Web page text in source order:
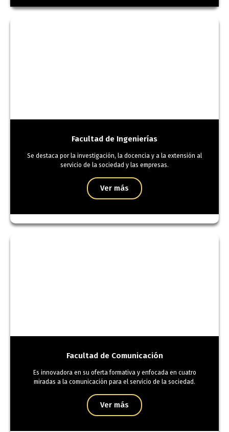
Facultad de Ingenierías
Se destaca por la investigación, la docencia y a la extensión al
servicio de la sociedad y las empresas.
Ver más
Facultad de Comunicación
Es innovadora en su oferta formativa y enfocada en cuatro
miradas a la comunicación para el servicio de la sociedad.
Ver más